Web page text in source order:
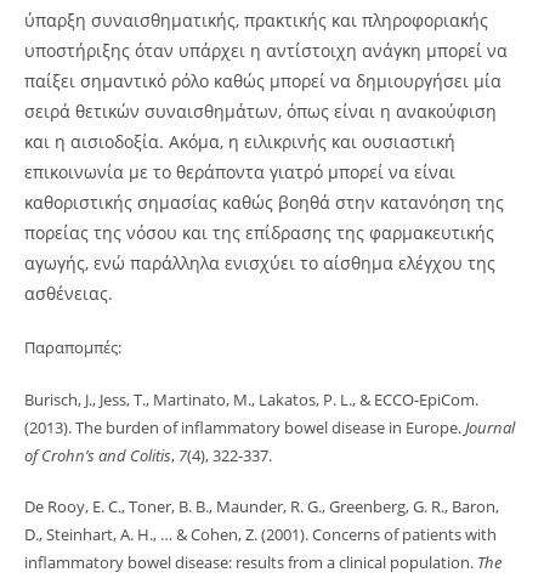
ύπαρξη συναισθηματικής, πρακτικής και πληροφοριακής
υποστήριξης όταν υπάρχει η αντίστοιχη ανάγκη μπορεί να
παίξει σημαντικό ρόλο καθώς μπορεί να δημιουργήσει μία
σειρά θετικών συναισθημάτων, όπως είναι η ανακούφιση
και η αισιοδοξία. Ακόμα, η ειλικρινής και ουσιαστική
επικοινωνία με το θεράποντα γιατρό μπορεί να είναι
καθοριστικής σημασίας καθώς βοηθά στην κατανόηση της
πορείας της νόσου και της επίδρασης της φαρμακευτικής
αγωγής, ενώ παράλληλα ενισχύει το αίσθημα ελέγχου της
ασθένειας.
Παραπομπές:
Burisch, J., Jess, T., Martinato, M., Lakatos, P. L., & ECCO-EpiCom.
(2013). The burden of inflammatory bowel disease in Europe.Journal
of Crohn’s and Colitis, 7(4), 322-337.
De Rooy, E. C., Toner, B. B., Maunder, R. G., Greenberg, G. R., Baron,
D., Steinhart, A. H., … & Cohen, Z. (2001). Concerns of patients with
inflammatory bowel disease: results from a clinical population. The